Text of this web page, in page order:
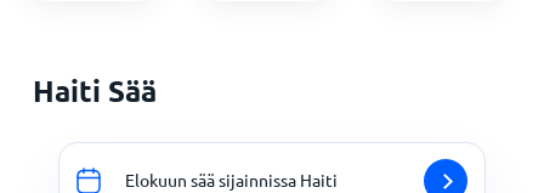
Haiti Sää
Elokuun sää sijainnissa Haiti